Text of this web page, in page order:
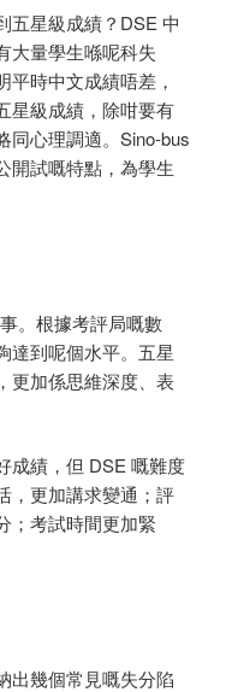
五星級成績？DSE 中
大量學生喺呢科失
時中文成績唔差，
星級成績，除咁要有
同心理調適。Sino-bus
開試嘅特點，為學生
。根據考評局嘅數
達到呢個水平。五星
更加係思維深度、表
成績，但 DSE 嘅難度
，更加講求變通；評
；考試時間更加緊
出幾個常見嘅失分陷